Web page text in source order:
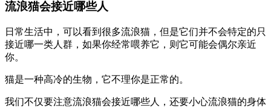
流浪猫会接近哪些人
日常生活中，可以看到很多流浪猫，但是它们并不会特定的只
接近哪一类人群，如果你经常喂养它，则它可能会偶尔亲近
你。
猫是一种高冷的生物，它不理你是正常的。
我们不仅要注意流浪猫会接近哪些人，还要小心流浪猫的身体